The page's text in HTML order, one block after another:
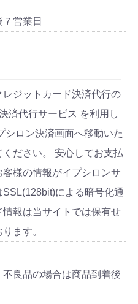
営業日
ジットカード決済代行の
済代行サービス を利用し
シロン決済画面へ移動いた
ださい。 安心してお支払
様の情報がイプシロンサ
による暗号化通
報は当サイトでは保有せ
ます。
良品の場合は商品到着後